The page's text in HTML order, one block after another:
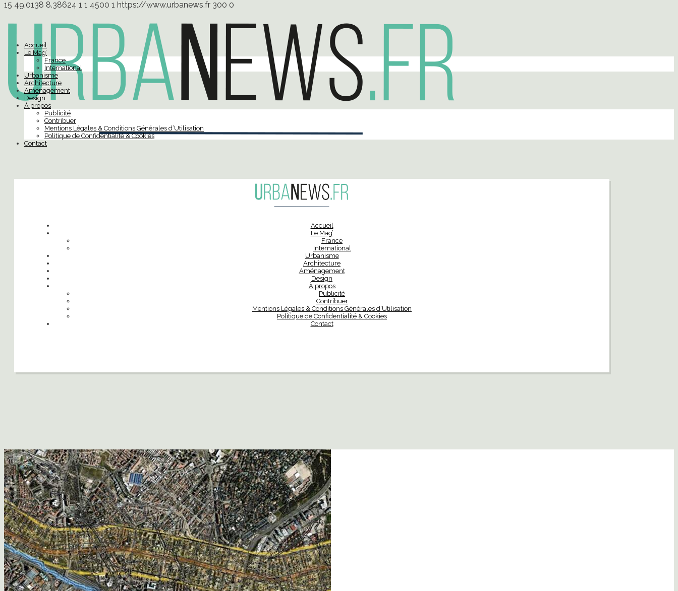
15 49.0138 8.38624 1 1 4500 1 https://www.urbanews.fr 300 0
Accueil
Le Mag’
France
International
Urbanisme
Architecture
Aménagement
Design
À propos
Publicité
Contribuer
Mentions Légales & Conditions Générales d’Utilisation
Politique de Confidentialité & Cookies
Contact
Accueil
Le Mag’
France
International
Urbanisme
Architecture
Aménagement
Design
À propos
Publicité
Contribuer
Mentions Légales & Conditions Générales d’Utilisation
Politique de Confidentialité & Cookies
Contact